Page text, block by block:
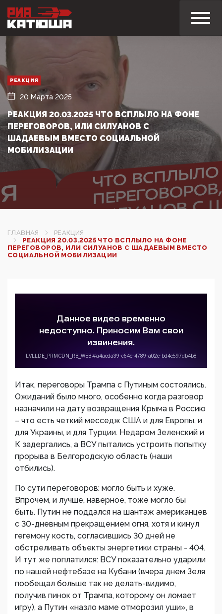
РЕАКЦИЯ
20 Марта 2025
РЕАКЦИЯ 20.03.2025 ЧТО ВСПЛЫЛО НА ФОНЕ
ПЕРЕГОВОРОВ, ИЛИ СИЛУАНОВ С
ШАДАЕВЫМ ВМЕСТО СОЦИАЛЬНОЙ
МОБИЛИЗАЦИИ
ГЛАВНАЯ
РЕАКЦИЯ
РЕАКЦИЯ 20.03.2025 ЧТО ВСПЛЫЛО НА ФОНЕ
ПЕРЕГОВОРОВ, ИЛИ СИЛУАНОВ С ШАДАЕВЫМ ВМЕСТО
СОЦИАЛЬНОЙ МОБИЛИЗАЦИИ
Итак, переговоры Трампа с Путиным состоялись.
Ожиданий было много, особенно когда разговор
назначили на дату возвращения Крыма в Россию
– что есть четкий месседж США и для Европы, и
для Украины, и для Турции. Недаром Зеленский и
К задергались, а ВСУ пытались устроить попытку
прорыва в Белгородскую область (наши
отбились).
По сути переговоров: могло быть и хуже.
Впрочем, и лучше, наверное, тоже могло бы
быть. Путин не поддался на шантаж американцев
с 30-дневным прекращением огня, хотя и кинул
гегемону кость, согласившись 30 дней не
обстреливать объекты энергетики страны - 404.
И тут же поплатился: ВСУ показательно ударили
по нашей нефтебазе на Кубани (вчера днем Зеля
пообещал больше так не делать-видимо,
получив пинок от Трампа, которому он ломает
игру), а Путин «назло маме отморозил уши», в